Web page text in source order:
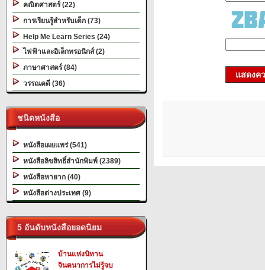
คณิตศาสตร์ (22)
การเรียนรู้สำหรับเด็ก (73)
Help Me Learn Series (24)
ไฟฟ้าและอิเล็กทรอนิกส์ (2)
ภาษาศาสตร์ (84)
วรรณคดี (36)
ชนิดหนังสือ
หนังสือเผยแพร่ (541)
หนังสือลิขสิทธิ์สำนักพิมพ์ (2389)
หนังสือหายาก (40)
หนังสือต่างประเทศ (9)
5 อันดับหนังสือยอดนิยม
บ้านแห่งนิทาน
จินตนาการไม่รู้จบ
แสดงค